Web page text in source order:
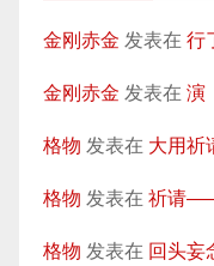
金刚赤金 发表在 行
金刚赤金 发表在 演
格物 发表在 大用
格物 发表在 祈请
格物 发表在 回头